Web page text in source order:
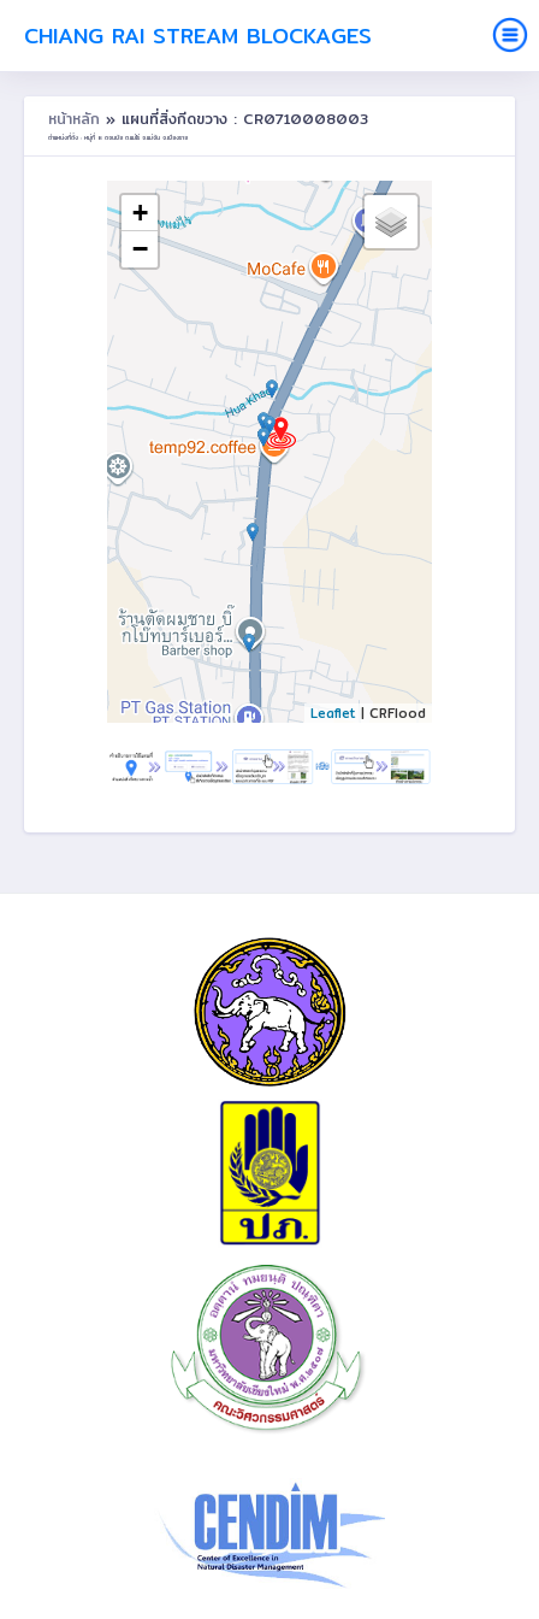
CHIANG RAI STREAM BLOCKAGES
หน้าหลัก » แผนที่สิ่งกีดขวาง : CR0710008003
ตำแหน่งที่ตั้ง : หมู่ที่ 8 ดอนชัย ต.แม่ไร่ อ.แม่จัน จ.เชียงราย
+
−
Leaflet | CRFlood